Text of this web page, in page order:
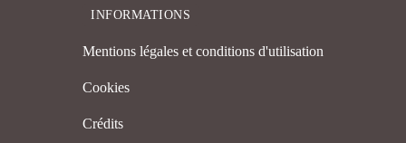
INFORMATIONS
Mentions légales et conditions d'utilisation
Cookies
Crédits